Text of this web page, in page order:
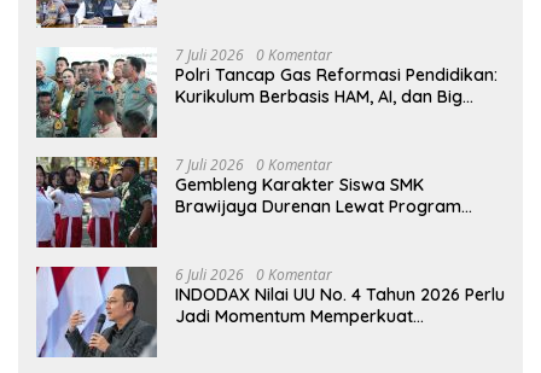
7 Juli 2026 0 Komentar
Polri Tancap Gas Reformasi Pendidikan:
Kurikulum Berbasis HAM, AI, dan Big
7 Juli 2026 0 Komentar
Gembleng Karakter Siswa SMK
Brawijaya Durenan Lewat Program
6 Juli 2026 0 Komentar
INDODAX Nilai UU No. 4 Tahun 2026 Perlu
Jadi Momentum Memperkuat